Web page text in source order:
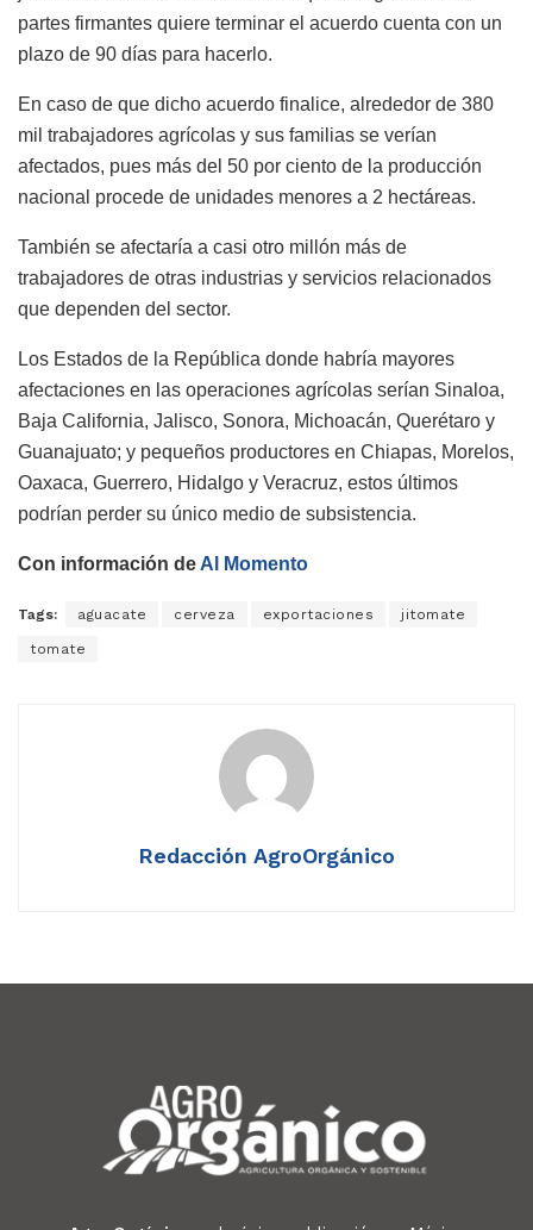
partes firmantes quiere terminar el acuerdo cuenta con un
plazo de 90 días para hacerlo.
En caso de que dicho acuerdo finalice, alrededor de 380
mil trabajadores agrícolas y sus familias se verían
afectados, pues más del 50 por ciento de la producción
nacional procede de unidades menores a 2 hectáreas.
También se afectaría a casi otro millón más de
trabajadores de otras industrias y servicios relacionados
que dependen del sector.
Los Estados de la República donde habría mayores
afectaciones en las operaciones agrícolas serían Sinaloa,
Baja California, Jalisco, Sonora, Michoacán, Querétaro y
Guanajuato; y pequeños productores en Chiapas, Morelos,
Oaxaca, Guerrero, Hidalgo y Veracruz, estos últimos
podrían perder su único medio de subsistencia.
Con información de Al Momento
Tags: aguacate cerveza exportaciones jitomate
tomate
Redacción AgroOrgánico